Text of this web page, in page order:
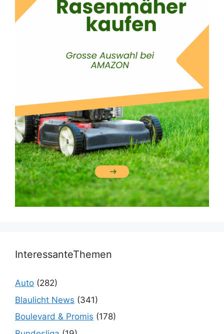
InteressanteThemen
Auto (282)
Blaulicht News (341)
Boulevard & Promis (178)